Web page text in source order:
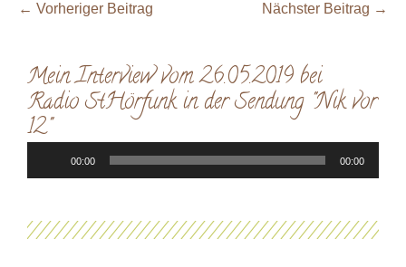
← Vorheriger Beitrag Nächster Beitrag →
Mein Interview vom 26.05.2019 bei
Radio StHörfunk in der Sendung "Nik vor
12"
Player
00:00 00:00